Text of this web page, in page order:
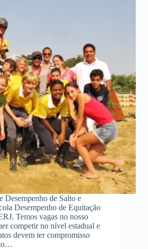
Desempenho de Salto e
Desempenho de Equitação
Temos vagas no nosso
competir no nível estadual e
devem ter compromisso